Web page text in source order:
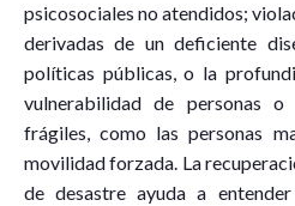
psicosociales no atendidos;
derivadas de un deficiente
políticas públicas, o la
vulnerabilidad de personas o
frágiles, como las personas
movilidad forzada. La
de desastre ayuda a